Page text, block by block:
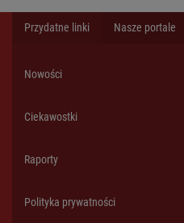
Przydatne linki Nasze portale
Nowości
Ciekawostki
Raporty
Polityka prywatności